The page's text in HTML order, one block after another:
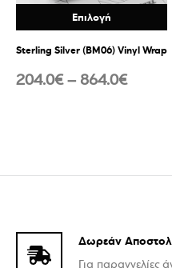
Επιλογή
Sterling Silver (BM06) Vinyl Wrap
204.0€– 864.0€
Δωρεάν
Για παραγγελίες